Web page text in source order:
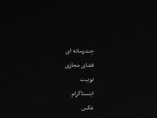
چندرسانه ای
فضای مجازی
توییت
اینستاگرام
عکس